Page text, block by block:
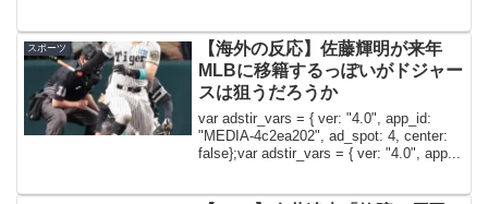
に、現行の労使協定が失効する12月1日以
降、新協...
スポーツ
【海外の反応】佐藤輝明が来年
MLBに移籍するっぽいがドジャー
スは狙うだろうか
var adstir_vars = { ver: "4.0", app_id:
"MEDIA-4c2ea202", ad_spot: 4, center:
false};var adstir_vars = { ver: "4.0", app...